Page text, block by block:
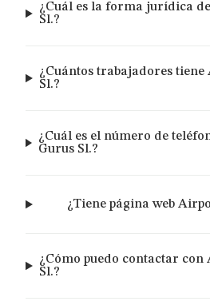
¿Cuál es la forma jurídica
Sl.?
¿Cuántos trabajadores
Sl.?
¿Cuál es el número de
Gurus Sl.?
¿Tiene página web
¿Cómo puedo contactar
Sl.?